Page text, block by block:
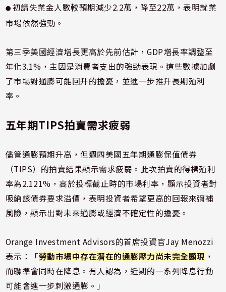
● 初請失業金人數較預期減少2.2萬，降至22萬，表明就業
市場依然強勁。
第三季美國經濟增長更高於先前估計，GDP增長率調整至
年化3.1%，主因是消費者支出的強勁表現。這些數據加劇
了市場對通膨可能回升的擔憂，並進一步推升長期殖利
率。
五年期TIPS拍賣需求疲弱
儘管通膨預期升高，但週四美國五年期通膨保值債券
（TIPS）的拍賣結果顯示需求疲弱。此次拍賣的得標殖利
率為2.121%，高於投標截止時的市場利率，顯示投資者對
吸納該債券要求溢價，表明投資者希望更高的回報來彌補
風險，顯示出對未來通膨或經濟不確定性的擔憂。
Orange Investment Advisors的首席投資官Jay Menozzi
表示：「勞動市場中存在潛在的通膨壓力尚未完全顯現 ，
而聯準會同時在降息。有人認為，近期的一系列降息行動
可能會進一步刺激通膨。」